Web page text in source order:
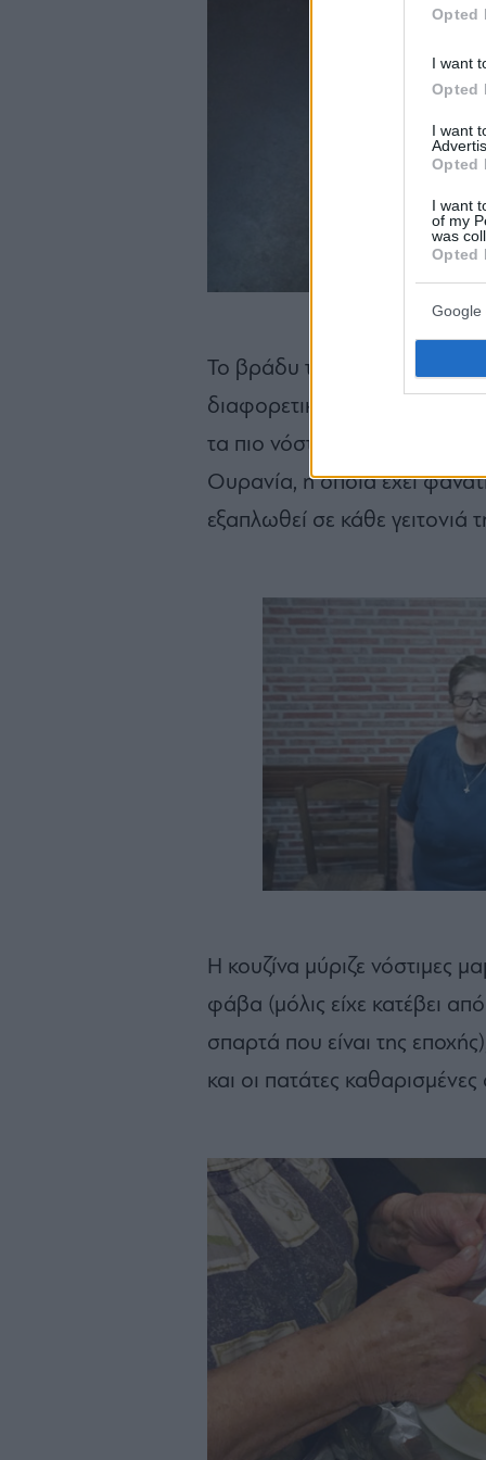
Opted
I want
Opted
I want
Opted
I want
of my
was
Opted
Google
Το βράδυ της Τρίτης που
διαφορετική: να μπω στην
τα πιο νόστιμα και ζουμερά
Ουρανία, η οποία έχει
εξαπλωθεί σε κάθε γειτονιά
Η κουζίνα μύριζε νόστιμες
φάβα (μόλις είχε κατέβει
σπαρτά που είναι της
και οι πατάτες